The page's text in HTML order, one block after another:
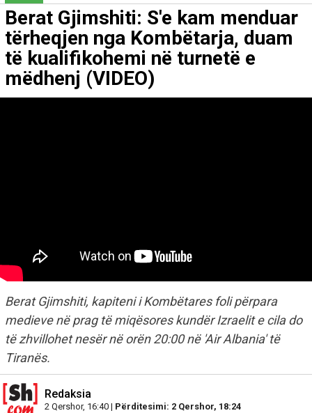
Berat Gjimshiti: S'e kam menduar
tërheqjen nga Kombëtarja, duam
të kualifikohemi në turnetë e
mëdhenj (VIDEO)
Berat Gjimshiti, kapiteni i Kombëtares foli përpara
medieve në prag të miqësores kundër Izraelit e cila do
të zhvillohet nesër në orën 20:00 në 'Air Albania' të
Tiranës.
Redaksia
2 Qershor, 16:40 | Përditesimi: 2 Qershor, 18:24